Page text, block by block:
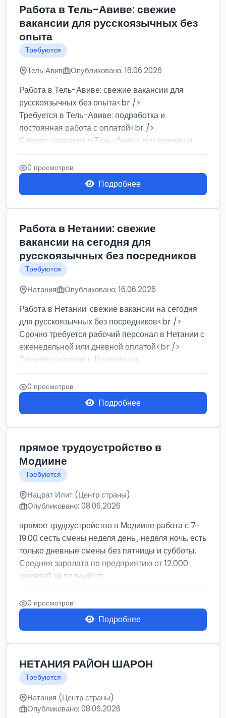
Работа в Тель-Авиве: свежие
вакансии для русскоязычных без
опыта
Требуются
Тель Авив Опубликовано: 16.06.2026
Работа в Тель-Авиве: свежие вакансии для
русскоязычных без опыта<br />
Требуется в Тель-Авиве: подработка и
постоянная работа с оплатой<br />
Свежие вакансии в Тель-Авиве для мужчин и
женщин от хозя...
0 просмотров
Подробнее
Работа в Нетании: свежие
вакансии на сегодня для
русскоязычных без посредников
Требуются
Натания Опубликовано: 16.06.2026
Работа в Нетании: свежие вакансии на сегодня
для русскоязычных без посредников<br />
Срочно требуется рабочий персонал в Нетании с
еженедельной или дневной оплатой<br />
Свежие вакансии в Нетании дл...
0 просмотров
Подробнее
прямое трудоустройство в
Модиине
Требуются
Нацрат Илит (Центр страны)
Опубликовано: 08.06.2026
прямое трудоустройство в Модиине работа с 7-
19.00 сесть смены неделя день , неделя ночь, есть
только дневные смены без пятницы и субботы.
Средняя зарплата по предприятию от 12.000
шекелей за полный от...
0 просмотров
Подробнее
НЕТАНИЯ РАЙОН ШАРОН
Требуются
Натания (Центр страны)
Опубликовано: 08.06.2026